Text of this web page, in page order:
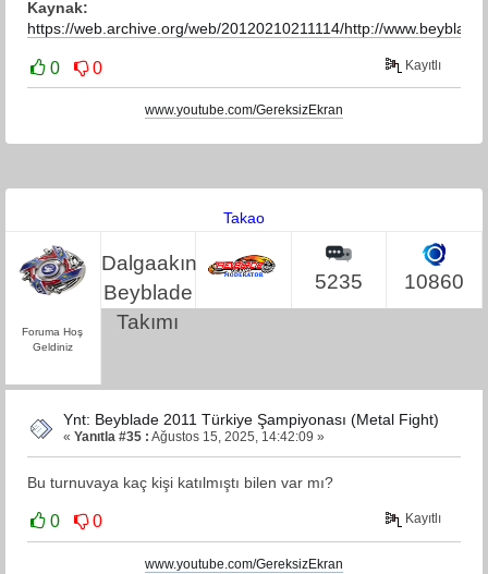
Kaynak:
https://web.archive.org/web/20120210211114/http://
0 0 Kayıtlı
www.youtube.com/GereksizEkran
Takao
Dalgaakın
Beyblade
Takımı
5235 10860
Foruma Hoş
Geldiniz
Ynt: Beyblade 2011 Türkiye Şampiyonası (Metal Fight)
« Yanıtla #35 : Ağustos 15, 2025, 14:42:09 »
Bu turnuvaya kaç kişi katılmıştı bilen var mı?
0 0 Kayıtlı
www.youtube.com/GereksizEkran